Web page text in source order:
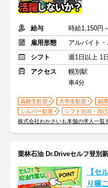
給与
時給1,150円
雇用形態
アルバイト・
シフト
週1日以上 1
アクセス
幌別駅
車4分
高校生歓迎 大学生歓迎
副
シルバー歓迎
シフト自由・自
株式会社わかさいも本舗の求人一覧
栗林石油 Dr.Driveセルフ登別
【セ
り稼